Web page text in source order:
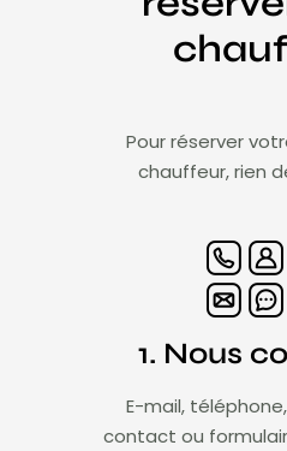
Pour réserver
chauffeur, rien
1. Nous
E-mail,
contact ou